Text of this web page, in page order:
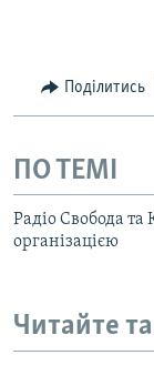
Поділитись
ПО ТЕМІ
Радіо Свобода та
організацією
Читайте